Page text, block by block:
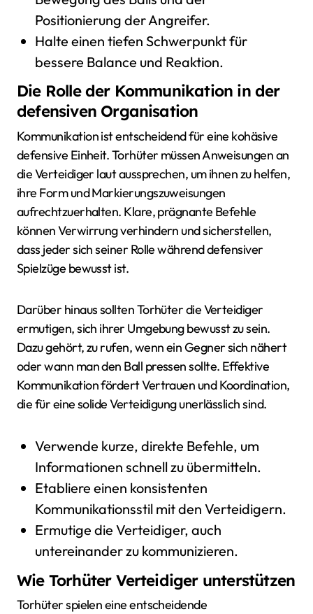
Positionierung der Angreifer.
Halte einen tiefen Schwerpunkt für
bessere Balance und Reaktion.
Die Rolle der Kommunikation in der
defensiven Organisation
Kommunikation ist entscheidend für eine kohäsive
defensive Einheit. Torhüter müssen Anweisungen an
die Verteidiger laut aussprechen, um ihnen zu helfen,
ihre Form und Markierungszuweisungen
aufrechtzuerhalten. Klare, prägnante Befehle
können Verwirrung verhindern und sicherstellen,
dass jeder sich seiner Rolle während defensiver
Spielzüge bewusst ist.
Darüber hinaus sollten Torhüter die Verteidiger
ermutigen, sich ihrer Umgebung bewusst zu sein.
Dazu gehört, zu rufen, wenn ein Gegner sich nähert
oder wann man den Ball pressen sollte. Effektive
Kommunikation fördert Vertrauen und Koordination,
die für eine solide Verteidigung unerlässlich sind.
Verwende kurze, direkte Befehle, um
Informationen schnell zu übermitteln.
Etabliere einen konsistenten
Kommunikationsstil mit den Verteidigern.
Ermutige die Verteidiger, auch
untereinander zu kommunizieren.
Wie Torhüter Verteidiger unterstützen
Torhüter spielen eine entscheidende